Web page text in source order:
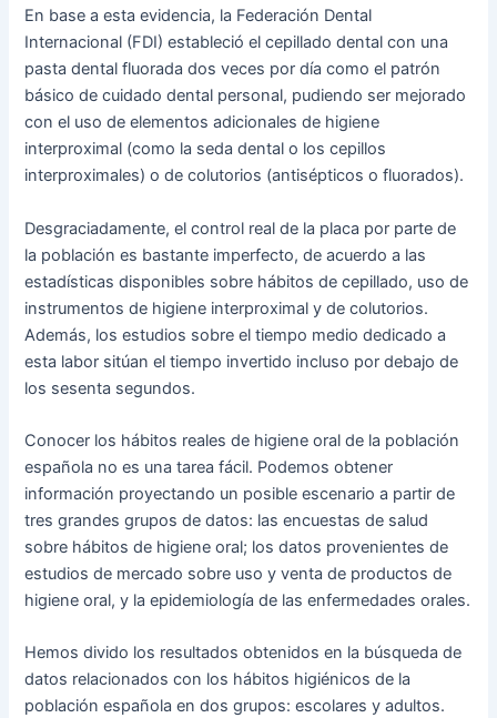
En base a esta evidencia, la Federación Dental
Internacional (FDI) estableció el cepillado dental con una
pasta dental fluorada dos veces por día como el patrón
básico de cuidado dental personal, pudiendo ser mejorado
con el uso de elementos adicionales de higiene
interproximal (como la seda dental o los cepillos
interproximales) o de colutorios (antisépticos o fluorados).
Desgraciadamente, el control real de la placa por parte de
la población es bastante imperfecto, de acuerdo a las
estadísticas disponibles sobre hábitos de cepillado, uso de
instrumentos de higiene interproximal y de colutorios.
Además, los estudios sobre el tiempo medio dedicado a
esta labor sitúan el tiempo invertido incluso por debajo de
los sesenta segundos.
Conocer los hábitos reales de higiene oral de la población
española no es una tarea fácil. Podemos obtener
información proyectando un posible escenario a partir de
tres grandes grupos de datos: las encuestas de salud
sobre hábitos de higiene oral; los datos provenientes de
estudios de mercado sobre uso y venta de productos de
higiene oral, y la epidemiología de las enfermedades orales.
Hemos divido los resultados obtenidos en la búsqueda de
datos relacionados con los hábitos higiénicos de la
población española en dos grupos: escolares y adultos.